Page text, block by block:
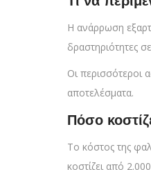
Η ανάρρωση
δραστηριότητες
Οι περισσότεροι
αποτελέσματα.
Πόσο
Το κόστος της
κοστίζει από